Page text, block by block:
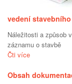
vedení
Náležitosti a způsob
záznamu o stavbě
Čti více
Obsah